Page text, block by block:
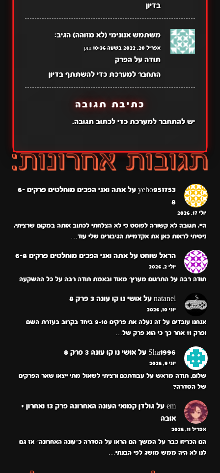
בדיון
משתמש אנונימי (לא מזוהה) הגיב:
אפריל 20, 2022 בשעה 10:36 pm
תודה על הפרק
התחבר למערכת כדי להשתתף בדיון
כתיבת תגובה
יש להתחבר למערכתכדי לכתוב תגובה.
yeho951753 על
אתה ואני הפכים מוחלטים פרקים 6-
8
יולי 17, 2026
היי. תגובה לא קשורה לפוסט כי לא הצלחתי לכתוב אותה במקום שרציתי.
ניסיתי לראות כאן את אקדמיית הגיבורים שלי עוד…
הראל שוחט על אתה ואני הפכים מוחלטים פרקים 6-8
יולי 2, 2026
תודה רבה על התרגום מעריך מאוד ובאמת תודה רבה על כל ההשקעה
natanel על אושי נו קו עונה 3 פרק 8
יוני 10, 2026
אנחנו עובדים על זה נעלה את פרקים 9-10 ביחד בקרוב בעזרת השם
ופרק 11 אחר כך כי הוא פרק של…
Sha1996 על אושי נו קו עונה 3 פרק 8
יוני 9, 2026
שלום, תודה מראש על עבודתכם ורציתי לשאול מתי ייצאו שאר הפרקים
של הסדרה?
em על
גולדן קמואי העונה האחרונה פרק 13 ואחרון +
אובה
אפריל 11, 2026
הם הכריזו כבר על המשך הם הראו על הסדרה כ״עונה האחרונה״ אז גם
לנו לא היה ממש מושג לפי הבנתי…